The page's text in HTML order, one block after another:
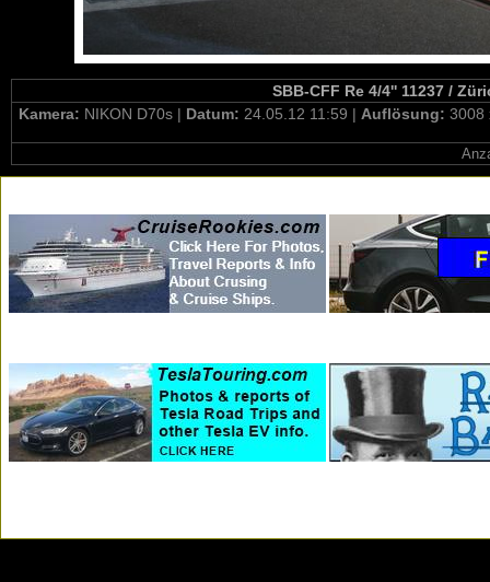
SBB-CFF Re 4/4'' 11237 /
Kamera: NIKON D70s | Datum: 24.05.12 11:59 | Auflösung: 3008